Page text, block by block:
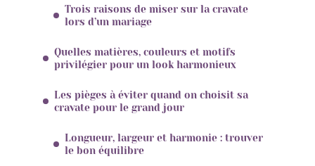
Trois raisons de miser sur la cravate
lors d’un mariage
Quelles matières, couleurs et motifs
privilégier pour un look harmonieux
Les pièges à éviter quand on choisit sa
cravate pour le grand jour
Longueur, largeur et harmonie : trouver
le bon équilibre